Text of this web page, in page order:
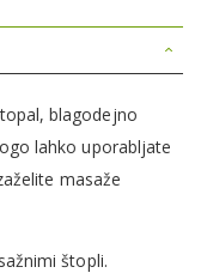
blagodejno
lahko uporabljate
masaže
štopli.